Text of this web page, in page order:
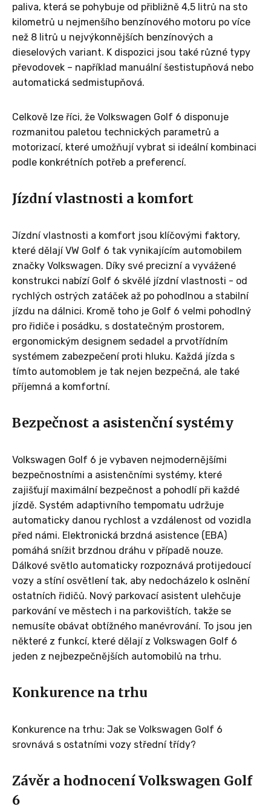
paliva, která se pohybuje od přibližně 4,5 litrů na sto
kilometrů u nejmenšího benzínového motoru po více
než 8 litrů u nejvýkonnějších benzínových a
dieselových variant. K dispozici jsou také různé typy
převodovek – například manuální šestistupňová nebo
automatická sedmistupňová.
Celkově lze říci, že Volkswagen Golf 6 disponuje
rozmanitou paletou technických parametrů a
motorizací, které umožňují vybrat si ideální kombinaci
podle konkrétních potřeb a preferencí.
Jízdní vlastnosti a komfort
Jízdní vlastnosti a komfort jsou klíčovými faktory,
které dělají VW Golf 6 tak vynikajícím automobilem
značky Volkswagen. Díky své precizní a vyvážené
konstrukci nabízí Golf 6 skvělé jízdní vlastnosti - od
rychlých ostrých zatáček až po pohodlnou a stabilní
jízdu na dálnici. Kromě toho je Golf 6 velmi pohodlný
pro řidiče i posádku, s dostatečným prostorem,
ergonomickým designem sedadel a prvotřídním
systémem zabezpečení proti hluku. Každá jízda s
tímto automoblem je tak nejen bezpečná, ale také
příjemná a komfortní.
Bezpečnost a asistenční systémy
Volkswagen Golf 6 je vybaven nejmodernějšími
bezpečnostními a asistenčními systémy, které
zajišťují maximální bezpečnost a pohodlí při každé
jízdě. Systém adaptivního tempomatu udržuje
automaticky danou rychlost a vzdálenost od vozidla
před námi. Elektronická brzdná asistence (EBA)
pomáhá snížit brzdnou dráhu v případě nouze.
Dálkové světlo automaticky rozpoznává protijedoucí
vozy a stíní osvětlení tak, aby nedocházelo k oslnění
ostatních řidičů. Nový parkovací asistent ulehčuje
parkování ve městech i na parkovištích, takže se
nemusíte obávat obtížného manévrování. To jsou jen
některé z funkcí, které dělají z Volkswagen Golf 6
jeden z nejbezpečnějších automobilů na trhu.
Konkurence na trhu
Konkurence na trhu: Jak se Volkswagen Golf 6
srovnává s ostatními vozy střední třídy?
Závěr a hodnocení Volkswagen Golf
6